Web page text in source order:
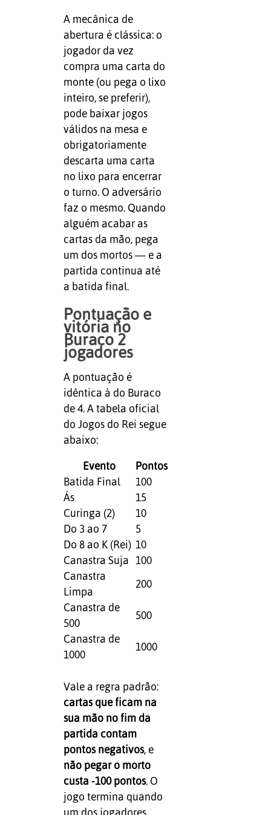
A mecânica de
abertura é clássica: o
jogador da vez
compra uma carta do
monte (ou pega o lixo
inteiro, se preferir),
pode baixar jogos
válidos na mesa e
obrigatoriamente
descarta uma carta
no lixo para encerrar
o turno. O adversário
faz o mesmo. Quando
alguém acabar as
cartas da mão, pega
um dos mortos — e a
partida continua até
a batida final.
Pontuação e
vitória no
Buraco 2
jogadores
A pontuação é
idêntica à do Buraco
de 4. A tabela oficial
do Jogos do Rei segue
abaixo:
Evento
Pontos
Batida Final
100
Ás
15
Curinga (2)
10
Do 3 ao 7
5
Do 8 ao K (Rei) 10
Canastra Suja 100
Canastra
Limpa
200
Canastra de
500
500
Canastra de
1000
1000
Vale a regra padrão:
cartas que ficam na
sua mão no fim da
partida contam
pontos negativos, e
não pegar o morto
custa -100 pontos. O
jogo termina quando
um dos jogadores